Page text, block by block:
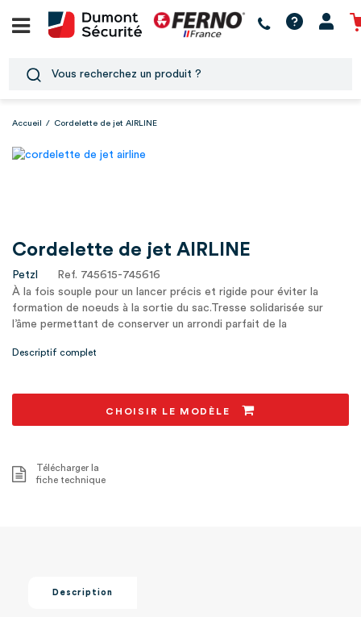
Accueil / Cordelette de jet AIRLINE
Cordelette de jet AIRLINE
Petzl
Ref. 745615-745616
À la fois souple pour un lancer précis et rigide pour éviter la
formation de noeuds à la sortie du sac.Tresse solidarisée sur
l’âme permettant de conserver un arrondi parfait de la
Descriptif complet
CHOISIR LE MODÈLE
Télécharger la
fiche technique
Description